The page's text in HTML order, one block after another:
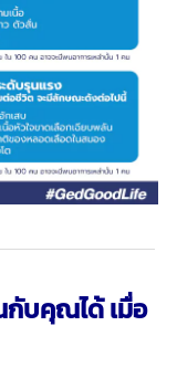
บคุณได้ เมื่อ